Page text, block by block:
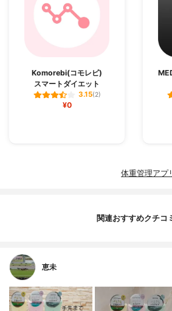
Komorebi(コモレビ)
スマートダイエット
3.15(2)
¥0
体重管理アプ
関連おすすめクチコ
恵未